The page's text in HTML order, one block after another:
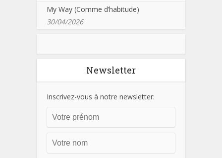
My Way (Comme d’habitude)
30/04/2026
Newsletter
Inscrivez-vous à notre newsletter: